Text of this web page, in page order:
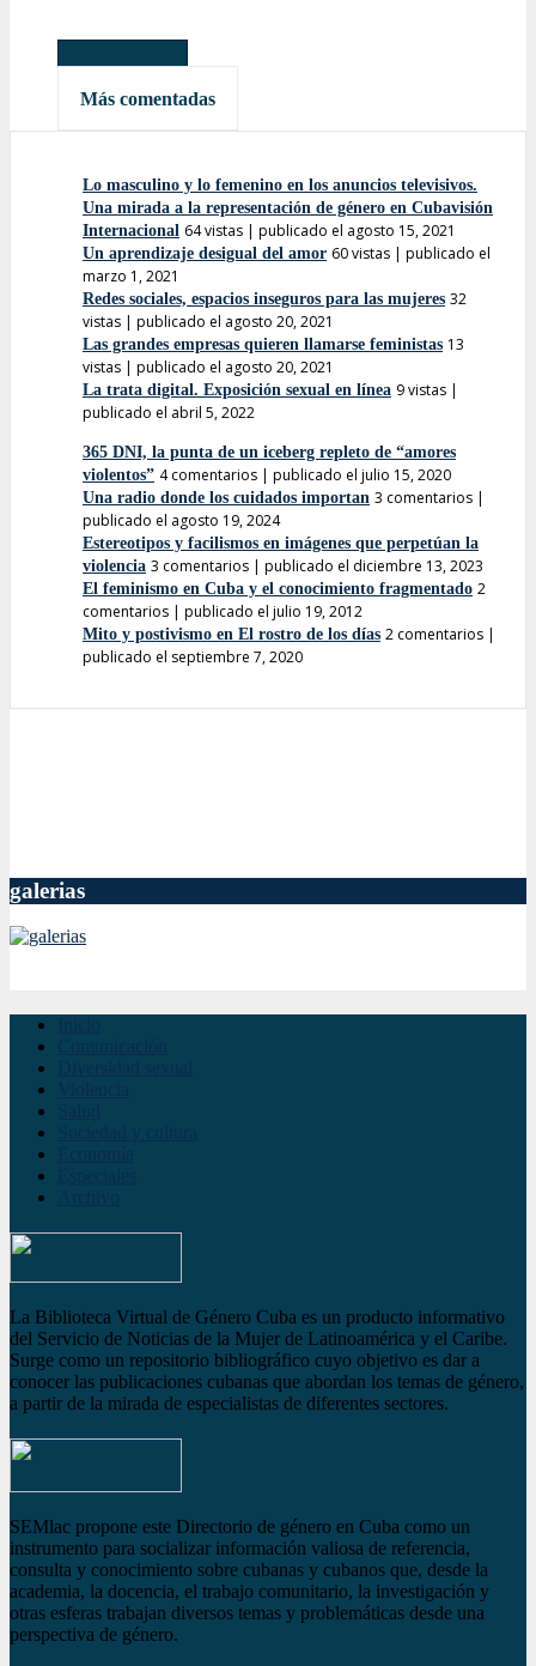
Más leídas
Más comentadas
Lo masculino y lo femenino en los anuncios televisivos.
Una mirada a la representación de género en Cubavisión
Internacional 64 vistas | publicado el agosto 15, 2021
Un aprendizaje desigual del amor 60 vistas | publicado el
marzo 1, 2021
Redes sociales, espacios inseguros para las mujeres 32
vistas | publicado el agosto 20, 2021
Las grandes empresas quieren llamarse feministas 13
vistas | publicado el agosto 20, 2021
La trata digital. Exposición sexual en línea 9 vistas |
publicado el abril 5, 2022
365 DNI, la punta de un iceberg repleto de “amores
violentos” 4 comentarios | publicado el julio 15, 2020
Una radio donde los cuidados importan 3 comentarios |
publicado el agosto 19, 2024
Estereotipos y facilismos en imágenes que perpetúan la
violencia 3 comentarios | publicado el diciembre 13, 2023
El feminismo en Cuba y el conocimiento fragmentado 2
comentarios | publicado el julio 19, 2012
Mito y postivismo en El rostro de los días 2 comentarios |
publicado el septiembre 7, 2020
galerias
La Biblioteca Virtual de Género Cuba es un producto informativo
del Servicio de Noticias de la Mujer de Latinoamérica y el Caribe.
Surge como un repositorio bibliográfico cuyo objetivo es dar a
conocer las publicaciones cubanas que abordan los temas de género,
a partir de la mirada de especialistas de diferentes sectores.
SEMlac propone este Directorio de género en Cuba como un
instrumento para socializar información valiosa de referencia,
consulta y conocimiento sobre cubanas y cubanos que, desde la
academia, la docencia, el trabajo comunitario, la investigación y
otras esferas trabajan diversos temas y problemáticas desde una
perspectiva de género.